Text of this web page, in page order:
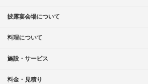
披露宴会場について
料理について
施設・サービス
料金・見積り